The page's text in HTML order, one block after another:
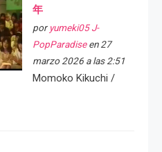
年
por yumeki05 J-
PopParadiseen 27
marzo 2026 a las 2:51
Momoko Kikuchi /